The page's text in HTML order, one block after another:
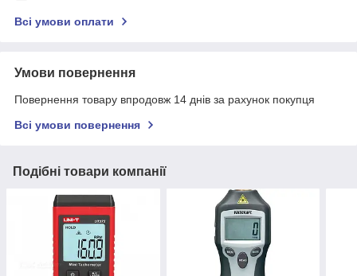
Всі умови оплати
Умови повернення
Повернення товару впродовж 14 днів за рахунок покупця
Всі умови повернення
Подібні товари компанії